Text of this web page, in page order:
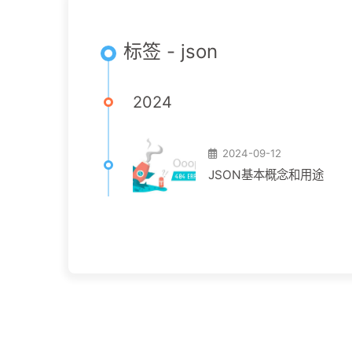
标签 - json
2024
2024-09-12
JSON基本概念和用途